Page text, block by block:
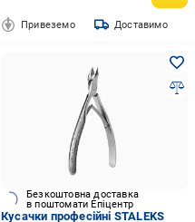
Привеземо Доставимо
Безкоштовна доставка
в поштомати Епіцентр
Кусачки професійні STALEKS